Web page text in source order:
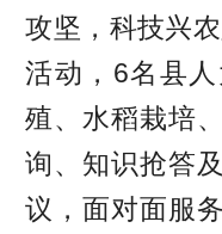
攻坚，科技兴
活动，6名县
殖、水稻栽培
询、知识抢答
议，面对面服